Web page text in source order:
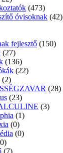
(473)
óvisoknak (42)
fejlesztő (150)
(27)
(136)
(22)
(2)
(28)
(23)
(3)
(1)
(0)
(0)
(7)